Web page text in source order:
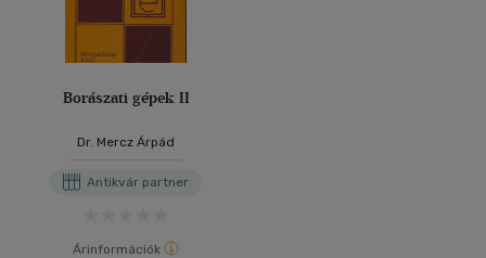
Borászati gépek II
Dr. Mercz Árpád
Antikvár partner
Árinformációk